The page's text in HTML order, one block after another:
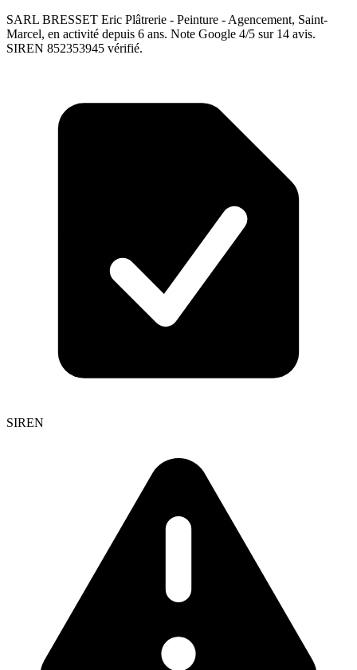
SARL BRESSET Eric Plâtrerie - Peinture - Agencement, Saint-
Marcel, en activité depuis 6 ans. Note Google 4/5 sur 14 avis.
SIREN 852353945 vérifié.
SIREN